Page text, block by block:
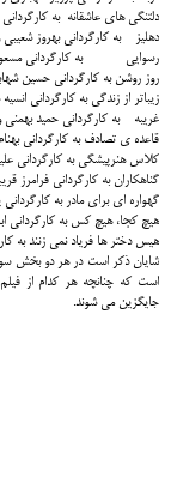
دلتنگی های عاشقانه به
دهلیز به كارگرداني بهروز
رسوایی به كارگرداني مسعود
روز روشن به كارگرداني حسین
زیباتر از زندگی به كارگرداني
غریبه به كارگرداني حمید
قاعده ی تصادف به كارگرداني
کلاس هنرپیشگی به كارگرداني
گناهکاران به كارگرداني فرامرز
گهواره ای برای مادر به
هیچ کجا، هیچ کس به
هیس دختر ها فریاد نمی زنند به
شايان ذكر است در هر دو بخش
است كه چنانچه هر كدام از
جايگزين مي شوند.